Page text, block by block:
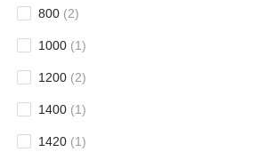
800 (2)
1000 (1)
1200 (2)
1400 (1)
1420 (1)